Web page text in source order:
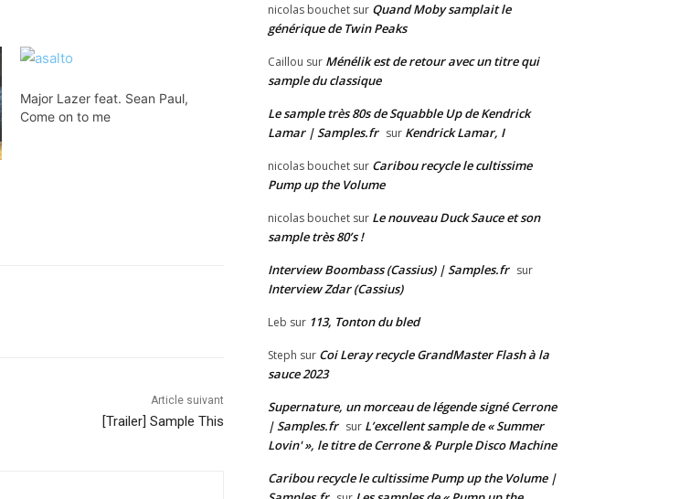
g
m
e
r
Major Lazer feat. Sean Paul,
Come on to me
Article suivant
[Trailer] Sample This
nicolas bouchet sur Quand Moby samplait le
générique de Twin Peaks
Caillou sur Ménélik est de retour avec un titre qui
sample du classique
Le sample très 80s de Squabble Up de Kendrick
Lamar | Samples.fr sur Kendrick Lamar, I
nicolas bouchet sur Caribou recycle le cultissime
Pump up the Volume
nicolas bouchet sur Le nouveau Duck Sauce et son
sample très 80’s !
Interview Boombass (Cassius) | Samples.fr sur
Interview Zdar (Cassius)
Leb sur 113, Tonton du bled
Steph sur Coi Leray recycle GrandMaster Flash à la
sauce 2023
Supernature, un morceau de légende signé Cerrone
| Samples.fr sur L’excellent sample de « Summer
Lovin' », le titre de Cerrone & Purple Disco Machine
Caribou recycle le cultissime Pump up the Volume |